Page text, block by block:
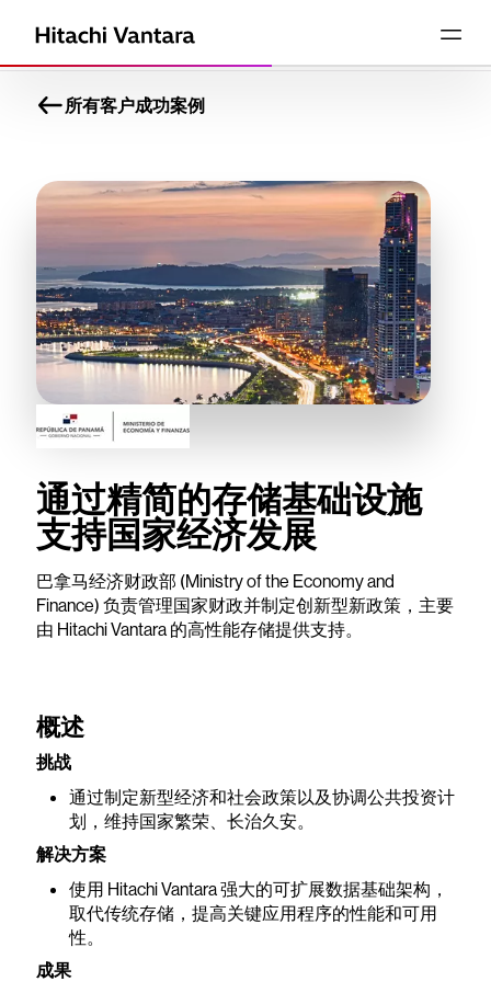
所有客户成功案例
通过精简的存储基础设施
支持国家经济发展
巴拿马经济财政部 (Ministry of the Economy and
Finance) 负责管理国家财政并制定创新型新政策，主要
由 Hitachi Vantara 的高性能存储提供支持。
概述
挑战
通过制定新型经济和社会政策以及协调公共投资计
划，维持国家繁荣、长治久安。
解决方案
使用 Hitachi Vantara 强大的可扩展数据基础架构，
取代传统存储，提高关键应用程序的性能和可用
性。
成果